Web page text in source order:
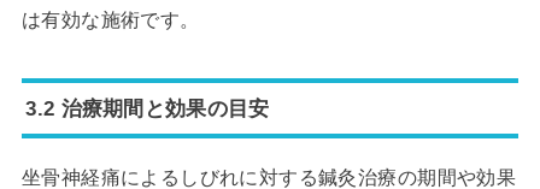
は有効な施術です。
3.2 治療期間と効果の目安
坐骨神経痛によるしびれに対する鍼灸治療の期間や効果